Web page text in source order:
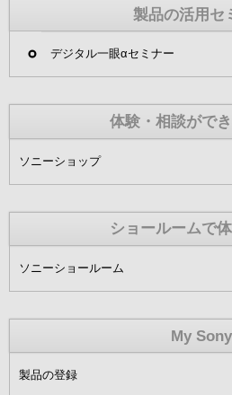
製品の活用セ
デジタル一眼αセミナー
体験・相談がで
ソニーショップ
ショールームで
ソニーショールーム
My Sony
製品の登録